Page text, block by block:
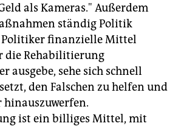
als Kameras." Außerdem
ständig Politik
Politiker finanzielle Mittel
die Rehabilitierung
ausgebe, sehe sich schnell
den Falschen zu helfen und
hinauszuwerfen.
ist ein billiges Mittel, mit